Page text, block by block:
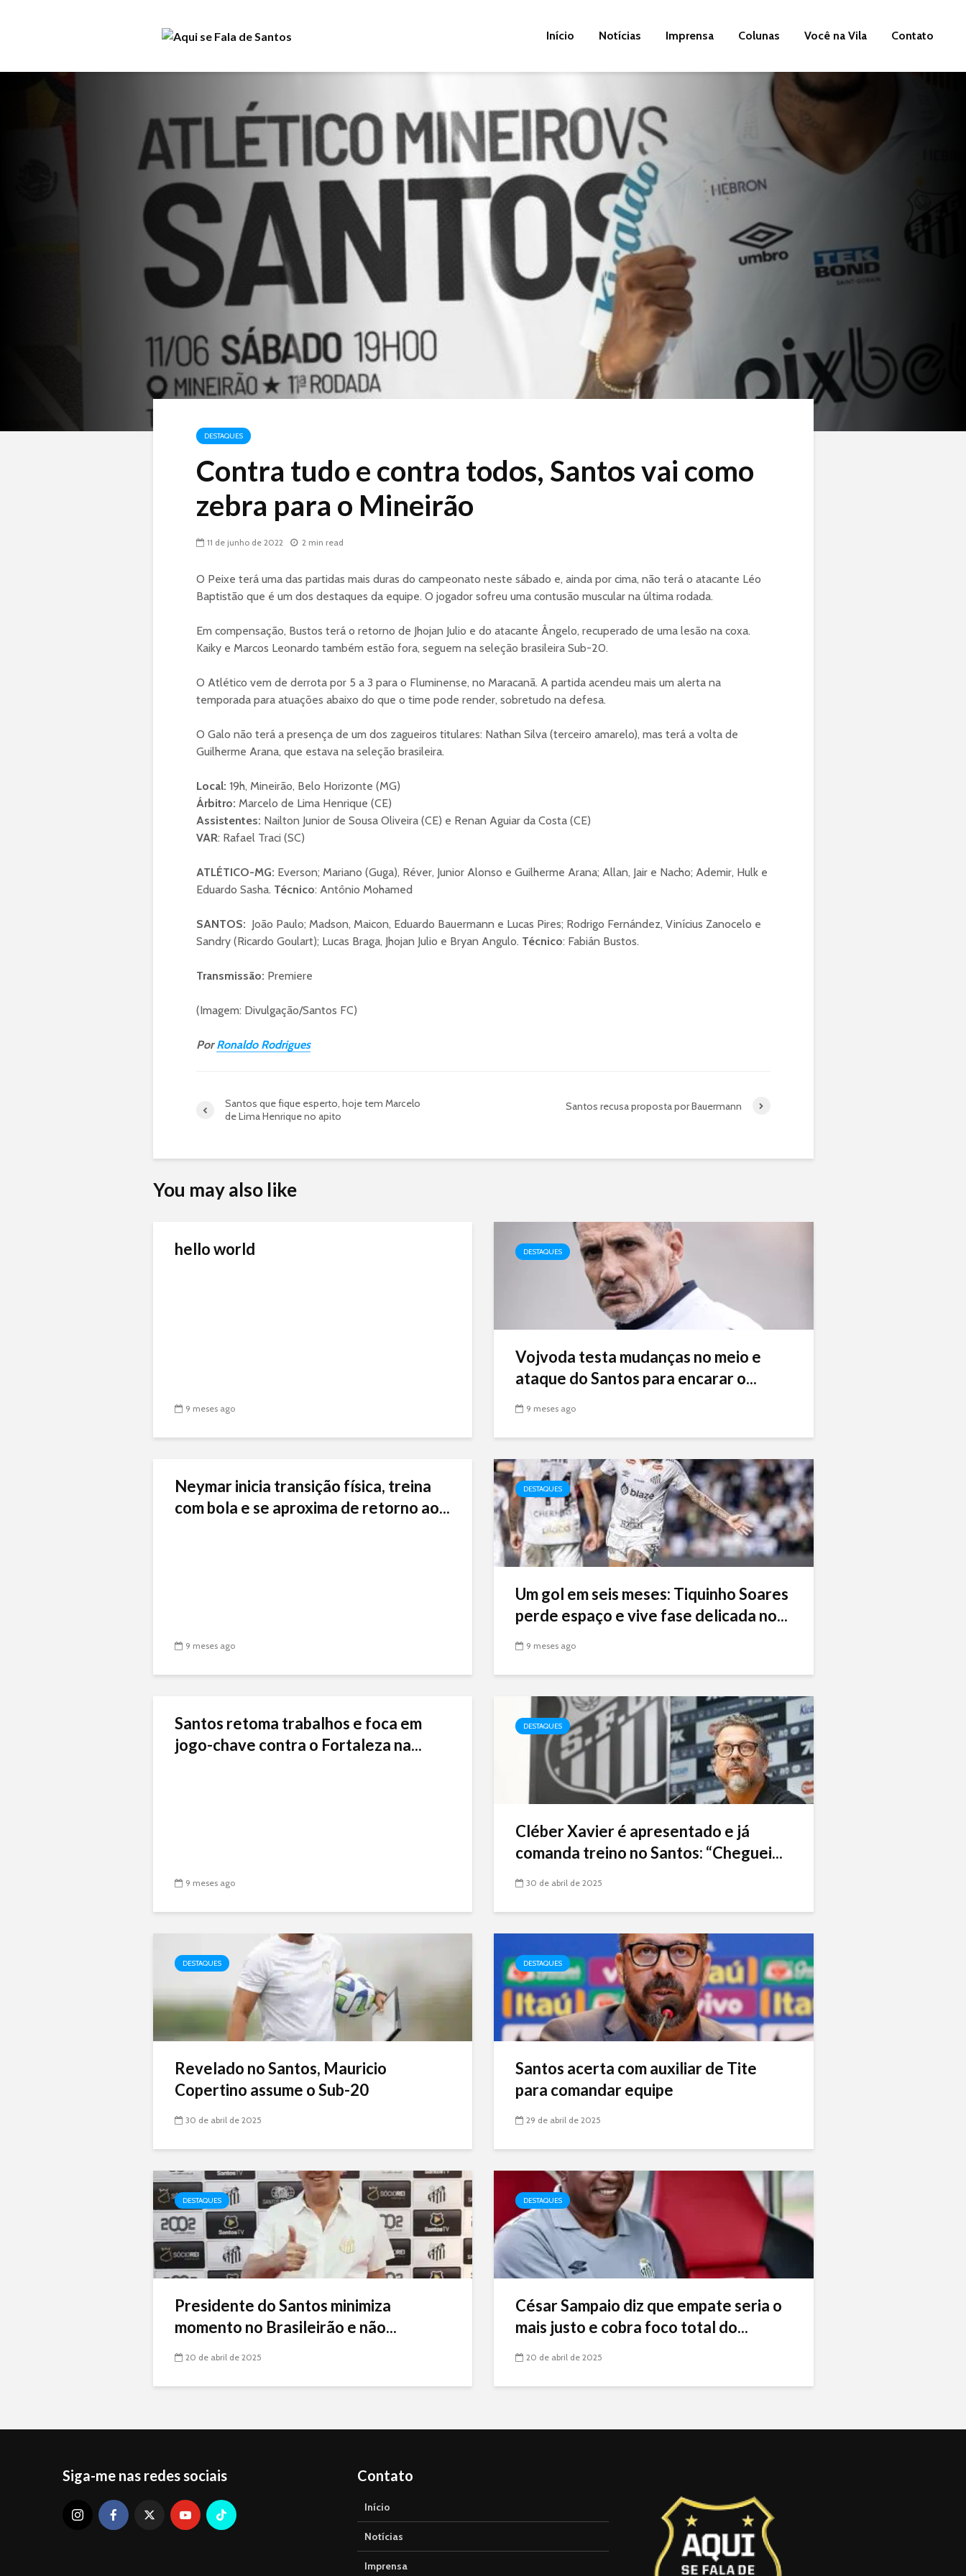
Início Notícias Imprensa Colunas Você na Vila Contato
DESTAQUES
Contra tudo e contra todos, Santos vai como
zebra para o Mineirão
11 de junho de 2022 2 min read
O Peixe terá uma das partidas mais duras do campeonato neste sábado e, ainda por cima, não terá o atacante Léo
Baptistão que é um dos destaques da equipe. O jogador sofreu uma contusão muscular na última rodada.
Em compensação, Bustos terá o retorno de Jhojan Julio e do atacante Ângelo, recuperado de uma lesão na coxa.
Kaiky e Marcos Leonardo também estão fora, seguem na seleção brasileira Sub-20.
O Atlético vem de derrota por 5 a 3 para o Fluminense, no Maracanã. A partida acendeu mais um alerta na
temporada para atuações abaixo do que o time pode render, sobretudo na defesa.
O Galo não terá a presença de um dos zagueiros titulares: Nathan Silva (terceiro amarelo), mas terá a volta de
Guilherme Arana, que estava na seleção brasileira.
Local: 19h, Mineirão, Belo Horizonte (MG)
Árbitro: Marcelo de Lima Henrique (CE)
Assistentes: Nailton Junior de Sousa Oliveira (CE) e Renan Aguiar da Costa (CE)
VAR: Rafael Traci (SC)
ATLÉTICO-MG: Everson; Mariano (Guga), Réver, Junior Alonso e Guilherme Arana; Allan, Jair e Nacho; Ademir, Hulk e
Eduardo Sasha. Técnico: Antônio Mohamed
SANTOS: João Paulo; Madson, Maicon, Eduardo Bauermann e Lucas Pires; Rodrigo Fernández, Vinícius Zanocelo e
Sandry (Ricardo Goulart); Lucas Braga, Jhojan Julio e Bryan Angulo. Técnico: Fabián Bustos.
Transmissão: Premiere
(Imagem: Divulgação/Santos FC)
PorRonaldo Rodrigues
Santos que fique esperto, hoje tem Marcelo
de Lima Henrique no apito
Santos recusa proposta por Bauermann
You may also like
hello world
9 meses ago
DESTAQUES
Vojvoda testa mudanças no meio e
ataque do Santos para encarar o...
9 meses ago
Neymar inicia transição física, treina
com bola e se aproxima de retorno ao...
9 meses ago
DESTAQUES
Um gol em seis meses: Tiquinho Soares
perde espaço e vive fase delicada no...
9 meses ago
Santos retoma trabalhos e foca em
jogo-chave contra o Fortaleza na...
9 meses ago
DESTAQUES
Cléber Xavier é apresentado e já
comanda treino no Santos: “Cheguei...
30 de abril de 2025
DESTAQUES
Revelado no Santos, Mauricio
Copertino assume o Sub-20
30 de abril de 2025
DESTAQUES
Santos acerta com auxiliar de Tite
para comandar equipe
29 de abril de 2025
DESTAQUES
Presidente do Santos minimiza
momento no Brasileirão e não...
20 de abril de 2025
DESTAQUES
César Sampaio diz que empate seria o
mais justo e cobra foco total do...
20 de abril de 2025
Siga-me nas redes sociais Contato
Início
Notícias
Imprensa